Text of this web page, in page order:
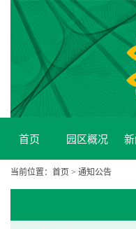
首页 园区概况
当前位置： 首页 > 通知公告